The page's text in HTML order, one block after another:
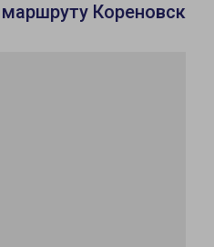
маршруту Кореновск